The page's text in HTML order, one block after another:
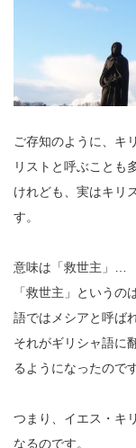
ご存知のように、キ
リストと呼ぶことも
けれども、実はキリ
す。
意味は「救世主」…
「救世主」という
語ではメシアと呼ば
それがギリシャ語に
るようになったのです
つまり、イエス・キ
なるのです。